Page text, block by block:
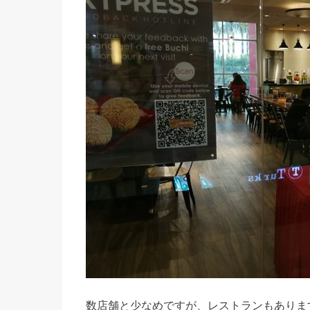
数店舗と少なめですが、レストランもありま